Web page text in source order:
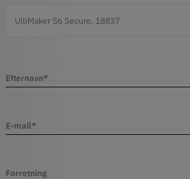
Efternavn*
E-mail*
Forretning